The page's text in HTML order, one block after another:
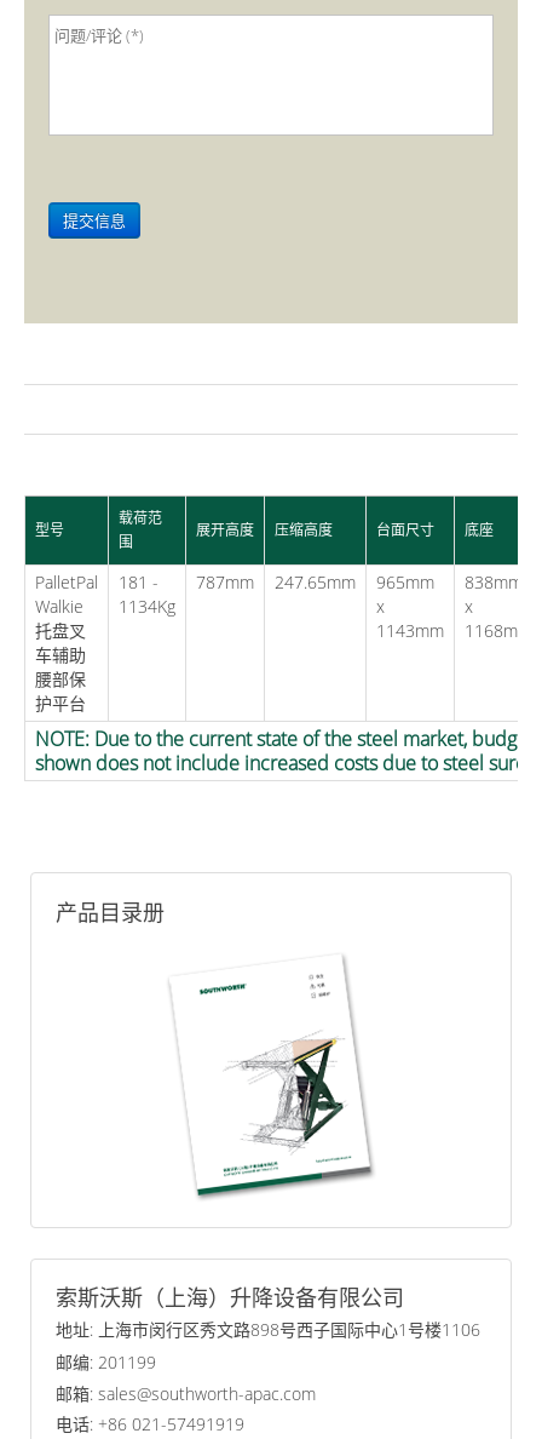
型号
载荷范
围
展开高度 压缩高度 台面尺寸 底座
PalletPal
Walkie
托盘叉
车辅助
腰部保
护平台
181 -
1134Kg
787mm 247.65mm
965mm
x
1143mm
838mm
x
1168mm
NOTE: Due to the current state of the steel market, budget
shown does not include increased costs due to steel
产品目录册
索斯沃斯（上海）升降设备有限公司
地址: 上海市闵行区秀文路898号西子国际中心1号楼1106
邮编: 201199
邮箱: sales@southworth-apac.com
电话: +86 021-57491919